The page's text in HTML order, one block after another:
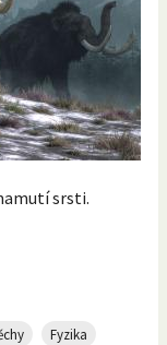
srsti.
Fyzika